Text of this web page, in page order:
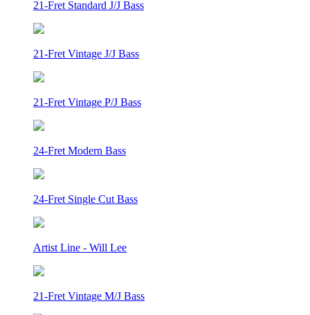
21-Fret Standard J/J Bass
21-Fret Vintage J/J Bass
21-Fret Vintage P/J Bass
24-Fret Modern Bass
24-Fret Single Cut Bass
Artist Line - Will Lee
21-Fret Vintage M/J Bass